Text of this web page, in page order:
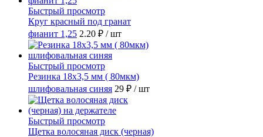
Быстрый просмотр
Круг красный под гранат
фианит 1,25 2.20 ₽ / шт
Быстрый просмотр
Резинка 18х3,5 мм ( 80мкм)
шлифовальная синяя 29 ₽ / шт
Быстрый просмотр
Щетка волосяная диск (черная)